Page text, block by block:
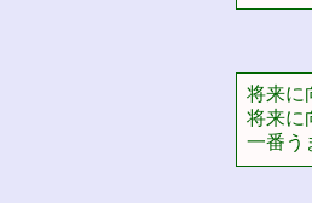
将来に
将来に
一番う